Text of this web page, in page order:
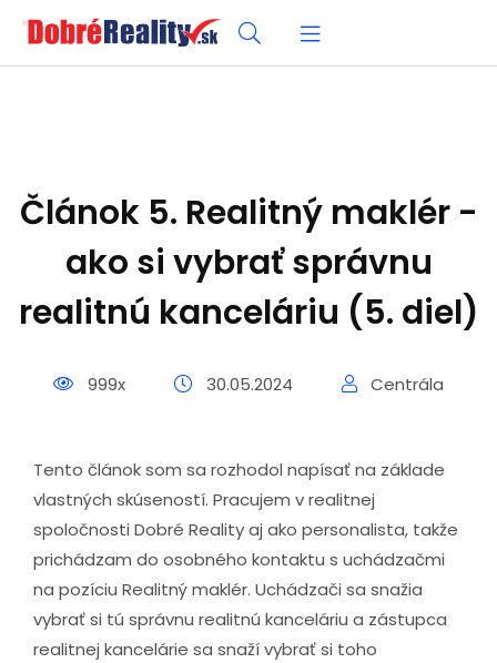
Článok 5. Realitný maklér -
ako si vybrať správnu
realitnú kanceláriu (5. diel)
999x 30.05.2024 Centrála
Tento článok som sa rozhodol napísať na základe
vlastných skúseností. Pracujem v realitnej
spoločnosti Dobré Reality aj ako personalista, takže
prichádzam do osobného kontaktu s uchádzačmi
na pozíciu Realitný maklér. Uchádzači sa snažia
vybrať si tú správnu realitnú kanceláriu a zástupca
realitnej kancelárie sa snaží vybrať si toho